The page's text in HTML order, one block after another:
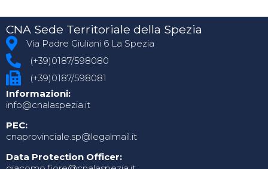
CNA Sede Territoriale della Spezia
Via Padre Giuliani 6 La Spezia
(+39)0187/598080
(+39)0187/598081
Informazioni:
info@cnalaspezia.it
PEC:
cnaprovinciale.sp@legalmail.it
Data Protection Officer: